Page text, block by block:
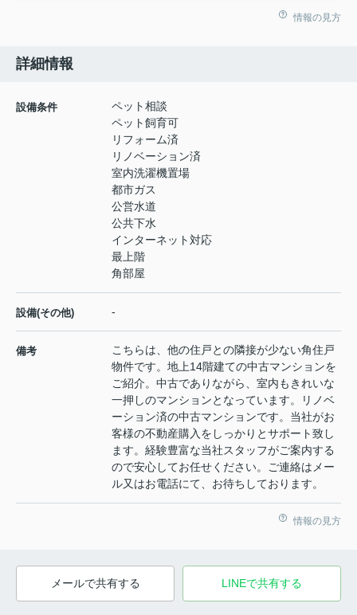
情報の見方
詳細情報
設備条件
ペット相談
ペット飼育可
リフォーム済
リノベーション済
室内洗濯機置場
都市ガス
公営水道
公共下水
インターネット対応
最上階
角部屋
設備(その他) -
備考
こちらは、他の住戸との隣接が少ない角住戸
物件です。地上14階建ての中古マンションを
ご紹介。中古でありながら、室内もきれいな
一押しのマンションとなっています。リノベ
ーション済の中古マンションです。当社がお
客様の不動産購入をしっかりとサポート致し
ます。経験豊富な当社スタッフがご案内する
ので安心してお任せください。ご連絡はメー
ル又はお電話にて、お待ちしております。
情報の見方
メールで共有する LINEで共有する